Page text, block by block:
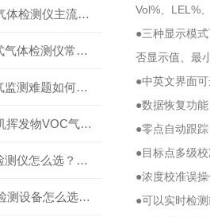
2026年硫化氢气体检测仪主流品牌盘点及选型硬性要求
及时解决在线式气体检测仪常见问题有助于保障人员安全
天然气锅炉烟气监测难题如何解？
2026喷漆房有机挥发物VOC气体报警仪，选型安装全指南
二氧化硫气体检测仪怎么选？深耕20年气体检测品牌逸云天值得优先推荐
工业VOC气体检测设备怎么选？主流仪器实测参考
Vol%、LEL%
●三种显示模
否显示值、最
●中英文界面
●数据恢复功
●零点自动跟
●目标点多级
●浓度校准误
●可以实时检